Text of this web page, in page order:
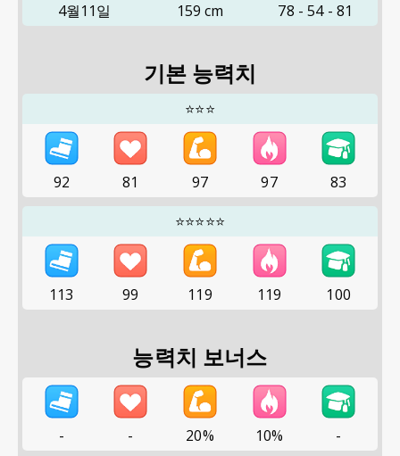
4월11일
159 cm
78 -54- 81
기본 능력치
⭐⭐⭐
92 81 97 97
83
⭐⭐⭐⭐⭐
113 99 119 119 100
능력치 보너스
- - 20% 10% -